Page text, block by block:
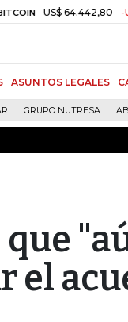
US$ 64.442,80 -US$
ASUNTOS LEGALES
GRUPO NUTRESA
el